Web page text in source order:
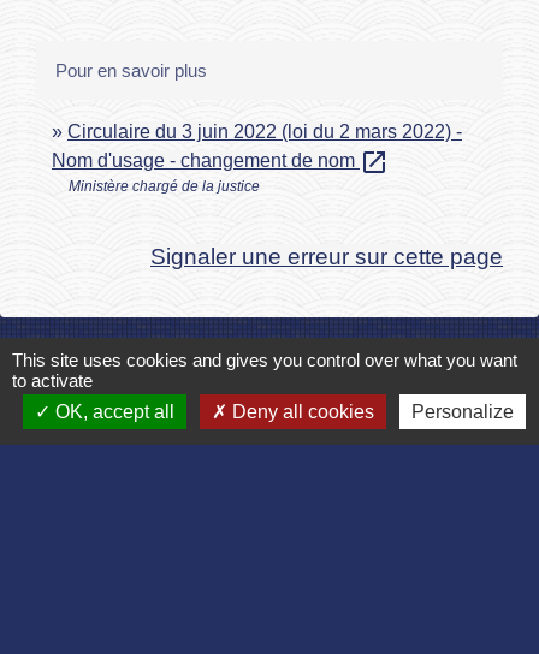
Pour en savoir plus
Circulaire du 3 juin 2022 (loi du 2 mars 2022) -
Nom d'usage - changement de nom open_in_new
Ministère chargé de la justice
Signaler une erreur sur cette page
Contact
Commune de Bruyères et Montbérault
This site uses cookies and gives you control over what you want
to activate
OK, accept all
Deny all cookies Personalize